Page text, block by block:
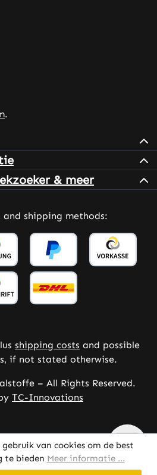
.
& meer
shipping methods:
shipping costs and possible
if not stated otherwise.
– All Rights Reserved.
TC-Innovations
van cookies om de best
te bieden Meer informatie ...